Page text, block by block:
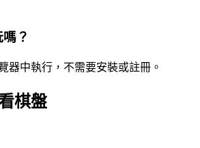
？
器中執行，不需要安裝或註冊。
棋盤